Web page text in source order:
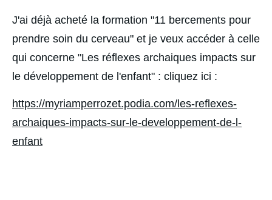
J'ai déjà acheté la formation "11 bercements pour
prendre soin du cerveau" et je veux accéder à celle
qui concerne "Les réflexes archaiques impacts sur
le développement de l'enfant" : cliquez ici :
https://myriamperrozet.podia.com/les-reflexes-
archaiques-impacts-sur-le-developpement-de-l-
enfant